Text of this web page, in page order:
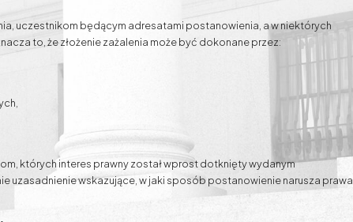
uczestnikom będącym adresatami postanowienia, a w niektórych
to, że złożenie zażalenia może być dokonane przez:
których interes prawny został wprost dotknięty wydanym
wskazujące, w jaki sposób postanowienie narusza prawa